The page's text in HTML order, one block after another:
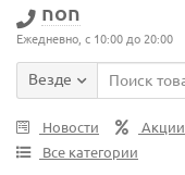
non
Ежедневно, с 10:00 до 20:00
Везде
Новости Акции
Все категории